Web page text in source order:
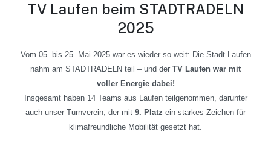
TV Laufen beim STADTRADELN
2025
Vom 05. bis 25. Mai 2025 war es wieder so weit: Die Stadt Laufen
nahm am STADTRADELN teil – und der TV Laufen war mit
voller Energie dabei!
Insgesamt haben 14 Teams aus Laufen teilgenommen, darunter
auch unser Turnverein, der mit 9. Platz ein starkes Zeichen für
klimafreundliche Mobilität gesetzt hat.